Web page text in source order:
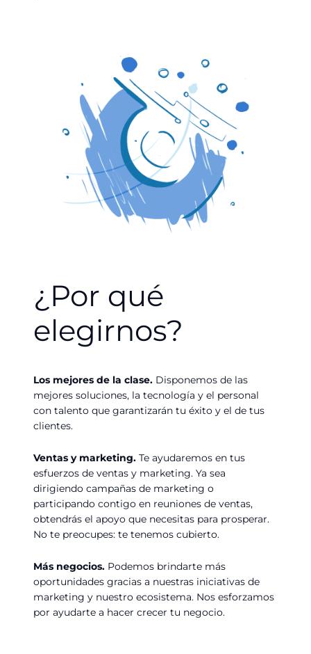
¿Por qué
elegirnos?
Los mejores de la clase. Disponemos de las
mejores soluciones, la tecnología y el personal
con talento que garantizarán tu éxito y el de tus
clientes.
Ventas y marketing. Te ayudaremos en tus
esfuerzos de ventas y marketing. Ya sea
dirigiendo campañas de marketing o
participando contigo en reuniones de ventas,
obtendrás el apoyo que necesitas para prosperar.
No te preocupes: te tenemos cubierto.
Más negocios. Podemos brindarte más
oportunidades gracias a nuestras iniciativas de
marketing y nuestro ecosistema. Nos esforzamos
por ayudarte a hacer crecer tu negocio.